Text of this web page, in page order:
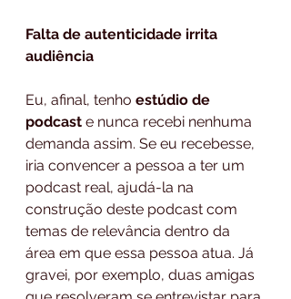
Falta de autenticidade irrita
audiência
Eu, afinal, tenho estúdio de
podcast e nunca recebi nenhuma
demanda assim. Se eu recebesse,
iria convencer a pessoa a ter um
podcast real, ajudá-la na
construção deste podcast com
temas de relevância dentro da
área em que essa pessoa atua. Já
gravei, por exemplo, duas amigas